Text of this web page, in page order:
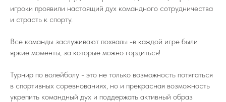
игроки проявили настоящий дух командного сотрудничества
и страсть к спорту.
Все команды заслуживают похвалы -в каждой игре были
яркие моменты, за которые можно гордиться!
Турнир по волейболу - это не только возможность потягаться
в спортивных соревнованиях, но и прекрасная возможность
укрепить командный дух и поддержать активный образ